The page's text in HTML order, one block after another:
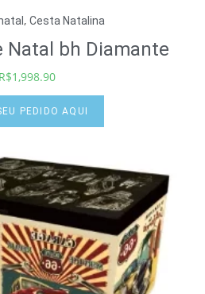
, Cesta Natalina
Natal bh Diamante
R$1,998.90
PEDIDO AQUI